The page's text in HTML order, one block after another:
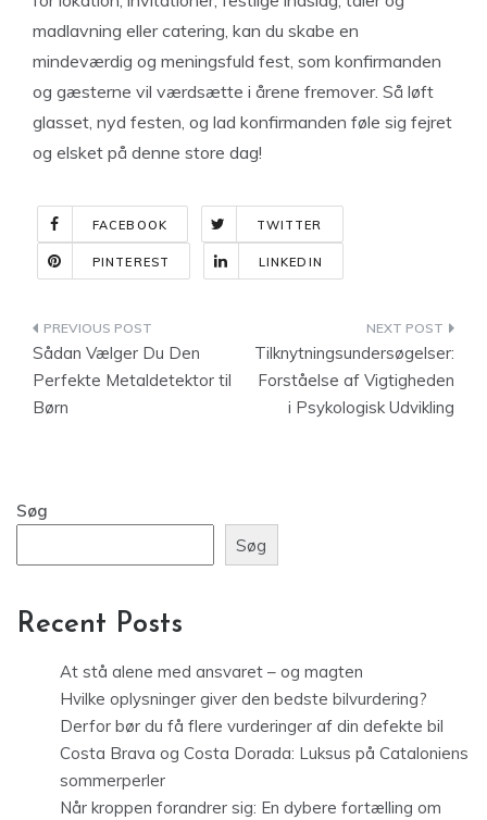
madlavning eller catering, kan du skabe en
mindeværdig og meningsfuld fest, som konfirmanden
og gæsterne vil værdsætte i årene fremover. Så løft
glasset, nyd festen, og lad konfirmanden føle sig fejret
og elsket på denne store dag!
FACEBOOK TWITTER
PINTEREST LINKEDIN
Indlægsnavigation
Sådan Vælger Du Den
Perfekte Metaldetektor til
Børn
Tilknytningsundersøgelser:
Forståelse af Vigtigheden
i Psykologisk Udvikling
Søg
Søg
Recent Posts
At stå alene med ansvaret – og magten
Hvilke oplysninger giver den bedste bilvurdering?
Derfor bør du få flere vurderinger af din defekte bil
Costa Brava og Costa Dorada: Luksus på Cataloniens
sommerperler
Når kroppen forandrer sig: En dybere fortælling om